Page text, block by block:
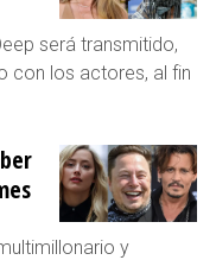
será transmitido,
con los actores, al fin
y